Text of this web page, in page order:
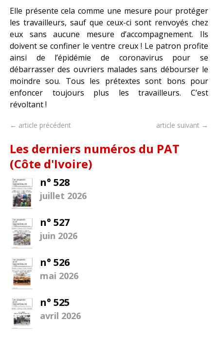
Elle présente cela comme une mesure pour protéger
les travailleurs, sauf que ceux-ci sont renvoyés chez
eux sans aucune mesure d’accompagnement. Ils
doivent se confiner le ventre creux ! Le patron profite
ainsi de l’épidémie de coronavirus pour se
débarrasser des ouvriers malades sans débourser le
moindre sou. Tous les prétextes sont bons pour
enfoncer toujours plus les travailleurs. C’est
révoltant !
← article précédent article suivant →
Les derniers numéros du PAT
(Côte d'Ivoire)
n° 528
juillet 2026
n° 527
juin 2026
n° 526
mai 2026
n° 525
avril 2026